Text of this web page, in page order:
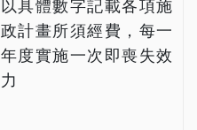
以具體數字記載各項施
政計畫所須經費，每一
年度實施一次即喪失效
力